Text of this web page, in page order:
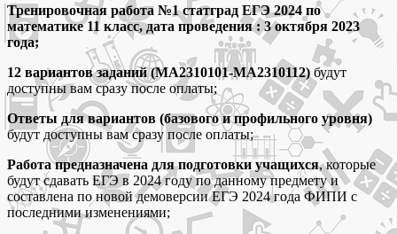
2024
статград
по
11
класс
варианты
заданий
МА2310101-
МА2310112
и
ответы
Тренировочная работа №1 статград ЕГЭ 2024 по
математике 11 класс, дата проведения : 3 октября 2023
года;
12 вариантов заданий (МА2310101-МА2310112) будут
доступны вам сразу после оплаты;
Ответы для вариантов (базового и профильного уровня)
будут доступны вам сразу после оплаты;
Работа предназначена для подготовки учащихся, которые
будут сдавать ЕГЭ в 2024 году по данному предмету и
составлена по новой демоверсии ЕГЭ 2024 года ФИПИ с
последними изменениями;